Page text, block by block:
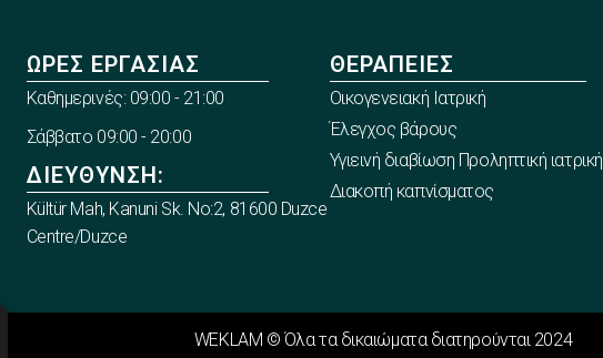
ΏΡΕΣ ΕΡΓΑΣΊΑΣ
Καθημερινές: 09:00 - 21:00
Σάββατο 09:00 - 20:00
ΔΙΕΎΘΥΝΣΗ:
Kültür Mah, Kanuni Sk. No:2, 81600 Duzce
Centre/Duzce
ΘΕΡΑΠΕΊΕΣ
Οικογενειακή Ιατρική
Έλεγχος βάρους
Υγιεινή διαβίωση Προληπτική ιατρική
Διακοπή καπνίσματος
WEKLAM © Όλα τα δικαιώματα διατηρούνται 2024